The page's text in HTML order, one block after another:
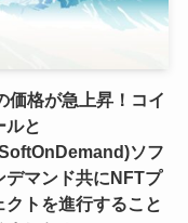
価格が急上昇！コイ
ルと
ソフ
デマンド共にNFTプ
クトを進行すること